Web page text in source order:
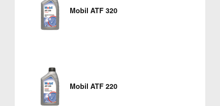
Mobil ATF 320
Mobil ATF 220